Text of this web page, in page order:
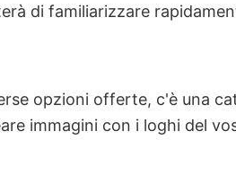
di familiarizzare
opzioni offerte, c'è una
immagini con i loghi del